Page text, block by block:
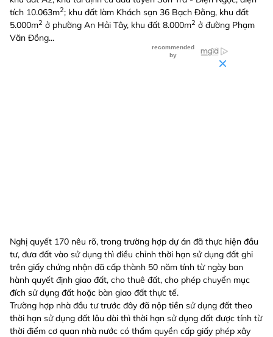
tích 10.063m2; khu đất làm Khách sạn 36 Bạch Đằng, khu đất
5.000m2 ở phường An Hải Tây, khu đất 8.000m2 ở đường Phạm
Văn Đồng...
Nghị quyết 170 nêu rõ, trong trường hợp dự án đã thực hiện đầu
tư, đưa đất vào sử dụng thì điều chỉnh thời hạn sử dụng đất ghi
trên giấy chứng nhận đã cấp thành 50 năm tính từ ngày ban
hành quyết định giao đất, cho thuê đất, cho phép chuyển mục
đích sử dụng đất hoặc bàn giao đất thực tế.
Trường hợp nhà đầu tư trước đây đã nộp tiền sử dụng đất theo
thời hạn sử dụng đất lâu dài thì thời hạn sử dụng đất được tính từ
thời điểm cơ quan nhà nước có thẩm quyền cấp giấy phép xây